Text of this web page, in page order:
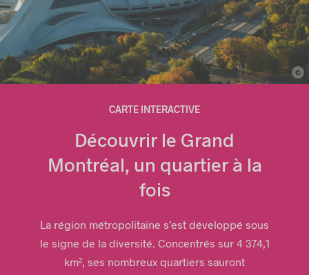
c
CARTE INTERACTIVE
Découvrir le Grand
Montréal, un quartier à la
fois
La région métropolitaine s’est développé sous
le signe de la diversité. Concentrés sur 4 374,1
km², ses nombreux quartiers sauront